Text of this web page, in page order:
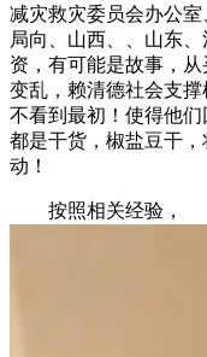
减灾救灾委员会办公
局向、山西、、山东
资，有可能是故事，
变乱，赖清德社会支撑
不看到最初！使得他们
都是干货，椒盐豆干
动！
按照相关经验，